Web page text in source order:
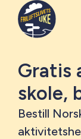
Gratis
skole,
Bestill